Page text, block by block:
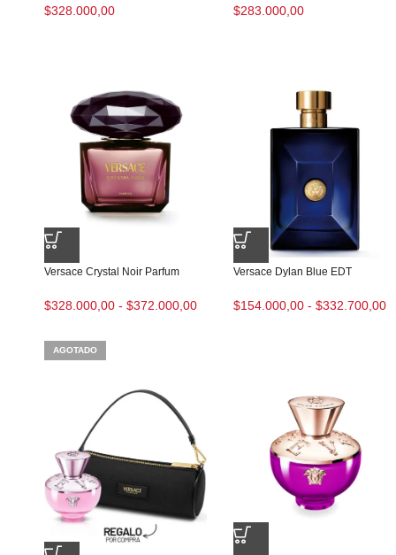
$328.000,00 $283.000,00
Versace Crystal Noir Parfum
$328.000,00 - $372.000,00
Versace Dylan Blue EDT
$154.000,00 - $332.700,00
AGOTADO